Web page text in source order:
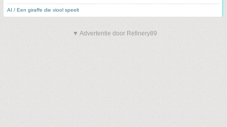
AI / Een giraffe die viool speelt
▼ Advertentie door Refinery89